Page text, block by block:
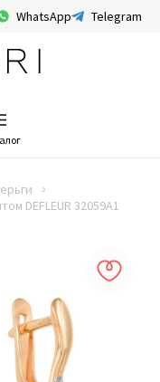
WhatsApp Telegram
DEFLEUR 32059A1